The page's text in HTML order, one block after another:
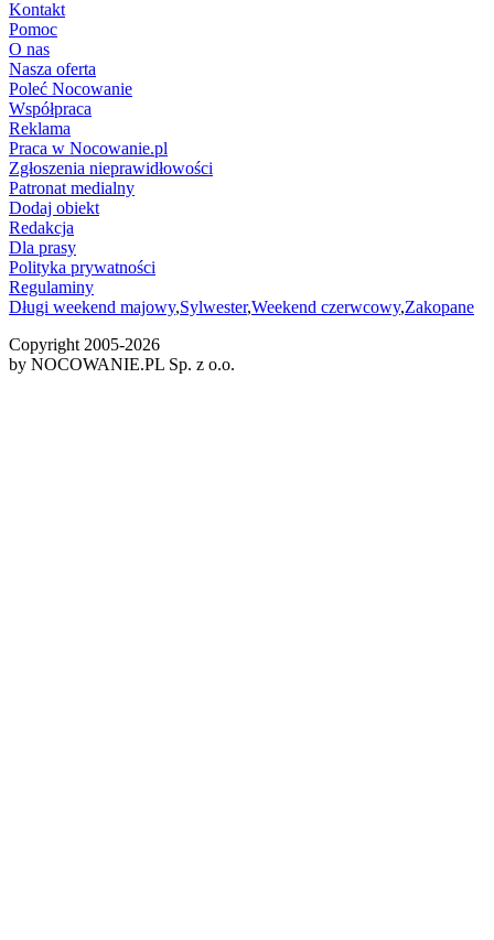
Kontakt
Pomoc
O nas
Nasza oferta
Poleć Nocowanie
Współpraca
Reklama
Praca w Nocowanie.pl
Zgłoszenia nieprawidłowości
Patronat medialny
Dodaj obiekt
Redakcja
Dla prasy
Polityka prywatności
Regulaminy
Długi weekend majowy,Sylwester,Weekend czerwcowy,Zakopane
Copyright 2005-2026
by NOCOWANIE.PL Sp. z o.o.